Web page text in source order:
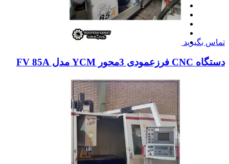
تماس بگیرید
دستگاه CNC فرزعمودی 3محور YCM مدل FV 85A